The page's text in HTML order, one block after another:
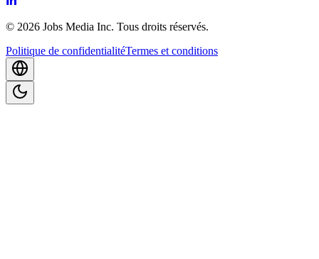
© 2026 Jobs Media Inc. Tous droits réservés.
Politique de confidentialitéTermes et conditions